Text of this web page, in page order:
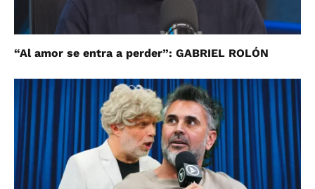
“Al amor se entra a perder”: GABRIEL ROLÓN